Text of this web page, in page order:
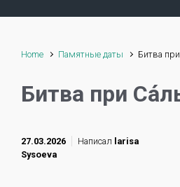
Home Памятные даты Битва
Битва при
27.03.2026 Написал larisa
Sysoeva